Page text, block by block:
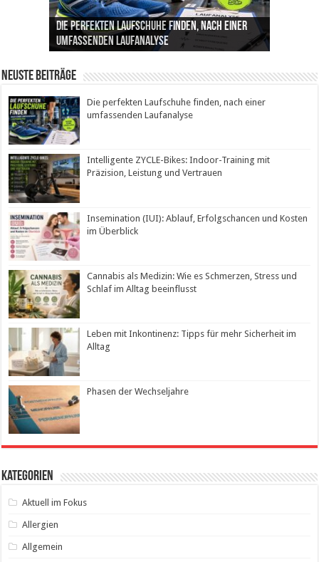
Die perfekten Laufschuhe finden, nach einer
umfassenden Laufanalyse
Intelligente ZYCLE-Bikes: Indoor-Training mit
Präzision, Leistung und Vertrauen
Insemination (IUI): Ablauf, Erfolgschancen und
Kosten im Überblick
Cannabis als Medizin: Wie es Schmerzen, Stress
und Schlaf im Alltag beeinflusst
Leben mit Inkontinenz: Tipps für mehr
Sicherheit im Alltag
Neuste Beiträge
Die perfekten Laufschuhe finden, nach einer
umfassenden Laufanalyse
Intelligente ZYCLE-Bikes: Indoor-Training mit
Präzision, Leistung und Vertrauen
Insemination (IUI): Ablauf, Erfolgschancen und Kosten
im Überblick
Cannabis als Medizin: Wie es Schmerzen, Stress und
Schlaf im Alltag beeinflusst
Leben mit Inkontinenz: Tipps für mehr Sicherheit im
Alltag
Phasen der Wechseljahre
Kategorien
Aktuell im Fokus
Allergien
Allgemein